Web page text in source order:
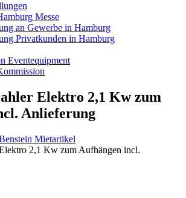
Messe
an Gewerbe in Hamburg
Privatkunden in Hamburg
Eventequipment
Elektro 2,1 Kw zum
Anlieferung